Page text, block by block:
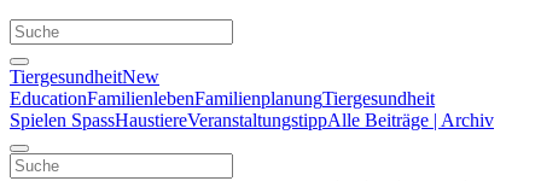
TiergesundheitNew
EducationFamilienlebenFamilienplanungTiergesundheit
Spielen SpassHaustiereVeranstaltungstippAlle Beiträge | Archiv